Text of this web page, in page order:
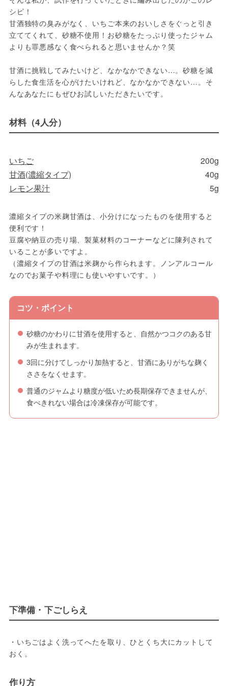
シピ！
甘酒独特の臭みがなく、いちご本来のおいしさをぐっと引き
立ててくれて、砂糖不使用！お砂糖をたっぷり使ったジャム
よりも罪悪感なく食べられると思いませんか？笑
甘酒に挑戦してみたいけど、なかなかできない…。砂糖を減
らした食生活を心がけたいけれど、なかなかできない…。そ
んなあなたにもぜひお試しいただきたいです。
材料（4人分）
いちご
200g
甘酒(濃縮タイプ)
40g
レモン果汁
5g
濃縮タイプの米麹甘酒は、小分けになったものを使用すると
便利です！
豆腐や納豆の売り場、製菓材料のコーナーなどに陳列されて
いることが多いですよ。
（濃縮タイプの甘酒は米麹から作られます。ノンアルコール
なのでお菓子や料理にも使いやすいです。）
コツ・ポイント
砂糖のかわりに甘酒を使用すると、自然かつコクのある甘
みが生まれます。
3回に分けてしっかり加熱すると、甘酒にありがちな麹く
ささをなくせます。
普通のジャムより糖度が低いため長期保存できませんが、
食べきれない場合は冷凍保存が可能です。
下準備・下ごしらえ
・いちごはよく洗ってへたを取り、ひとくち大にカットして
おく。
作り方